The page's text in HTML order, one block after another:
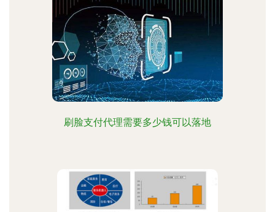
刷脸支付代理需要多少钱可以落地